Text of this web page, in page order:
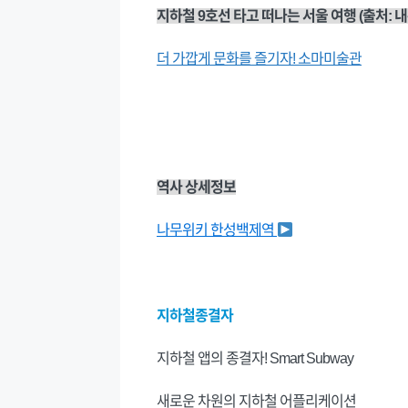
지하철 9호선 타고 떠나는 서울 여행 (출처:
더 가깝게 문화를 즐기자! 소마미술관
역사 상세정보
나무위키 한성백제역
지하철종결자
지하철 앱의 종결자! Smart Subway
새로운 차원의 지하철 어플리케이션